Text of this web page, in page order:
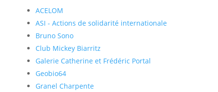
ACELOM
ASI - Actions de solidarité internationale
Bruno Sono
Club Mickey Biarritz
Galerie Catherine et Frédéric Portal
Geobio64
Granel Charpente